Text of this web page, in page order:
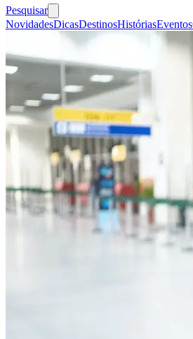
Pesquisar
NovidadesDicasDestinosHistóriasEventos